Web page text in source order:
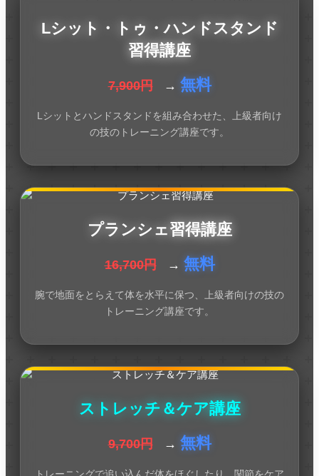
Lシット・トゥ・ハンドスタンド
習得講座
7,900円 → 無料
Lシットとハンドスタンドを組み合わせた、上級者向け
の技のトレーニング講座です。
プランシェ習得講座
16,700円 → 無料
腕で地面をとらえて体を水平に保つ、上級者向けの技の
トレーニング講座です。
ストレッチ＆ケア講座
9,700円 → 無料